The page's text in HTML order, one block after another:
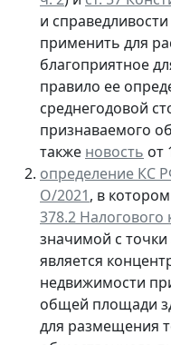
и
применить для
благоприятное
правило ее
среднегодовой
признаваемого
также новость от
определение КС
О/2021, в
378.2 Налогового
значимой с
является
недвижимости
общей площади
для размещения